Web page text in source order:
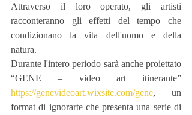
Attraverso il loro operato, gli artisti
racconteranno gli effetti del tempo che
condizionano la vita dell'uomo e della
natura.
Durante l'intero periodo sarà anche proiettato
https://genevideoart.wixsite.com/gene, un
format di ignorarte che presenta una serie di